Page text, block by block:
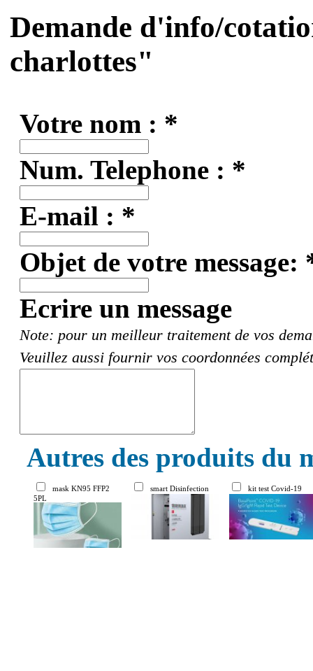
Demande d'info/
charlottes"
Votre nom : *
Num. Telephone : *
E-mail : *
Objet de votre message:
Ecrire un message
Note: pour un meilleur traitement de vos
Veuillez aussi fournir vos coordonnées
Autres des produits du
mask KN95 FFP2
5PL
smart Disinfection kit test Covid-19